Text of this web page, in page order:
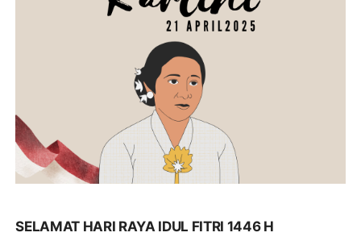
SELAMAT HARI RAYA IDUL FITRI 1446 H